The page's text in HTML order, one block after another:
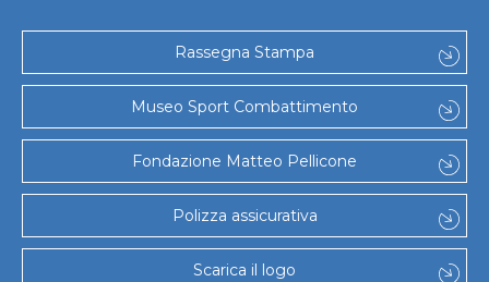
Rassegna Stampa
Museo Sport Combattimento
Fondazione Matteo Pellicone
Polizza assicurativa
Scarica il logo